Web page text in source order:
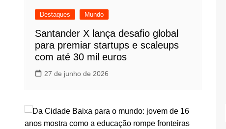
Destaques Mundo
Santander X lança desafio global
para premiar startups e scaleups
com até 30 mil euros
27 de junho de 2026